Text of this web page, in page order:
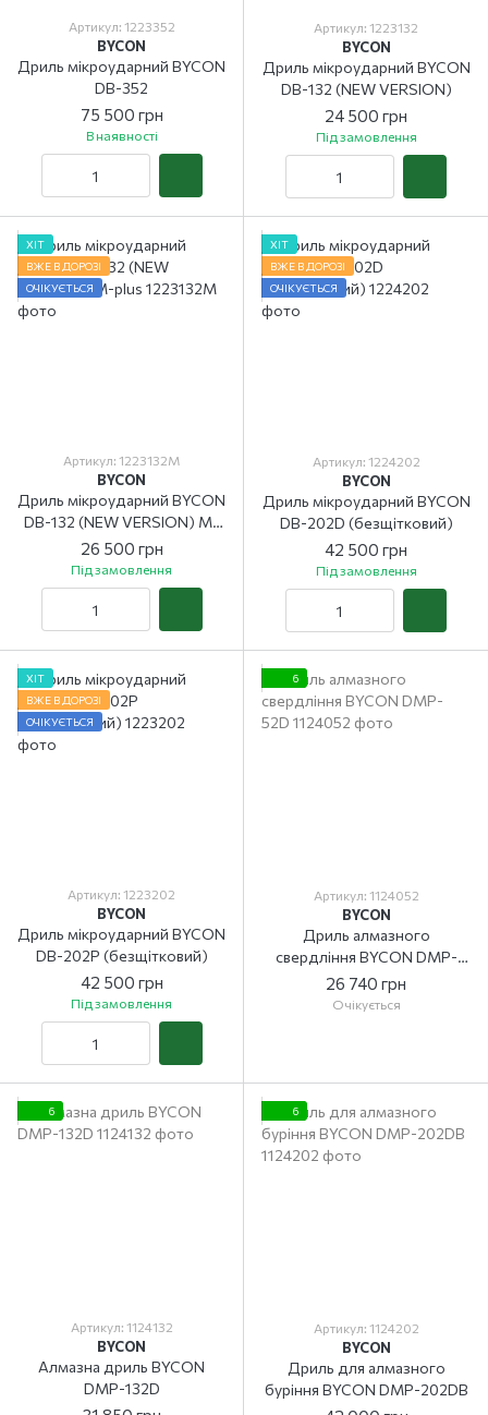
Артикул: 1223352
BYCON
Дриль мікроударний BYCON
DB-352
75 500 грн
В наявності
Артикул: 1223132
BYCON
Дриль мікроударний BYCON
DB-132 (NEW VERSION)
24 500 грн
Під замовлення
ХІТ
ВЖЕ В ДОРОЗІ
ОЧІКУЄТЬСЯ
Артикул: 1223132M
BYCON
Дриль мікроударний BYCON
DB-132 (NEW VERSION) M-
plus
26 500 грн
Під замовлення
ХІТ
ВЖЕ В ДОРОЗІ
ОЧІКУЄТЬСЯ
Артикул: 1224202
BYCON
Дриль мікроударний BYCON
DB-202D (безщітковий)
42 500 грн
Під замовлення
ХІТ
ВЖЕ В ДОРОЗІ
ОЧІКУЄТЬСЯ
Артикул: 1223202
BYCON
Дриль мікроударний BYCON
DB-202Р (безщітковий)
42 500 грн
Під замовлення
6
Артикул: 1124052
BYCON
Дриль алмазного
свердління BYCON DMP-
52D
26 740 грн
Очікується
6
Артикул: 1124132
BYCON
Алмазна дриль BYCON
DMP-132D
6
Артикул: 1124202
BYCON
Дриль для алмазного
буріння BYCON DMP-202DB